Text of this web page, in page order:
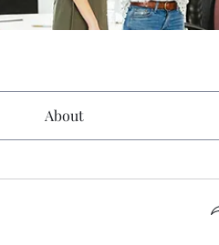
About